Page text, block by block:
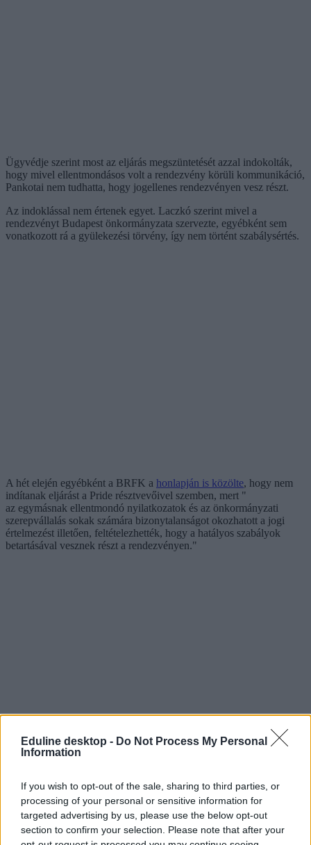
Eduline desktop - Do Not Process My Personal
Information
If you wish to opt-out of the sale, sharing to third parties, or
processing of your personal or sensitive information for
targeted advertising by us, please use the below opt-out
section to confirm your selection. Please note that after your
Ügyvédje szerint most az eljárás megszüntetését azzal indokolták,
hogy mivel ellentmondásos volt a rendezvény körüli kommunikáció,
Pankotai nem tudhatta, hogy jogellenes rendezvényen vesz részt.
Az indoklással nem értenek egyet. Laczkó szerint mivel a
rendezvényt Budapest önkormányzata szervezte, egyébként sem
vonatkozott rá a gyülekezési törvény, így nem történt szabálysértés.
A hét elején egyébként a BRFK a honlapján is közölte, hogy nem
indítanak eljárást a Pride résztvevőivel szemben, mert "
az egymásnak ellentmondó nyilatkozatok és az önkormányzati
szerepvállalás sokak számára bizonytalanságot okozhatott a jogi
értelmezést illetően, feltételezhették, hogy a hatályos szabályok
betartásával vesznek részt a rendezvényen."